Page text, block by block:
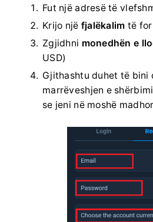
Fut një adresë të
Krijo një fjalëkalim të
Zgjidhni monedhën e
USD)
Gjithashtu duhet të bini
marrëveshjen e
se jeni në moshë